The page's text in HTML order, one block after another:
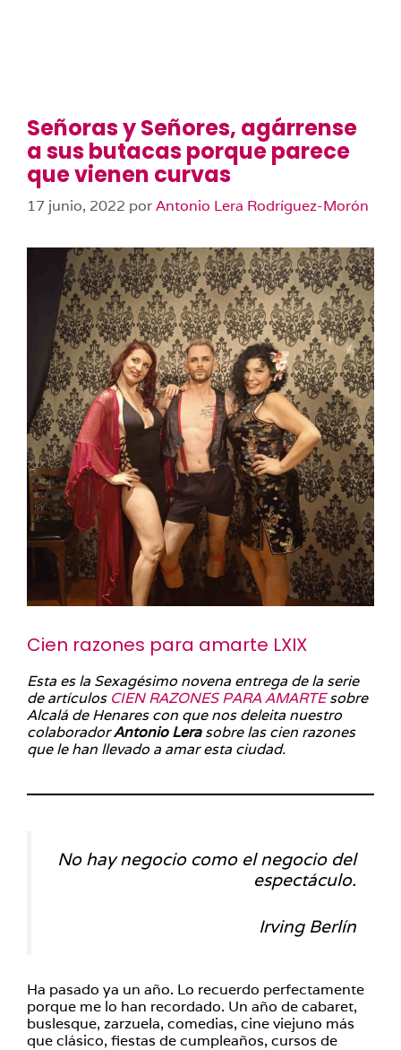
Señoras y Señores, agárrense
a sus butacas porque parece
que vienen curvas
17 junio, 2022 porAntonio Lera Rodríguez-Morón
Cien razones para amarte LXIX
Esta es la Sexagésimo novena entrega de la serie
de artículos CIEN RAZONES PARA AMARTEsobre
Alcalá de Henares con que nos deleita nuestro
colaboradorAntonio Lerasobre las cien razones
que le han llevado a amar esta ciudad.
No hay negocio como el negocio del
espectáculo.
Irving Berlín
Ha pasado ya un año. Lo recuerdo perfectamente
porque me lo han recordado. Un año de cabaret,
buslesque, zarzuela, comedias, cine viejuno más
que clásico, fiestas de cumpleaños, cursos de